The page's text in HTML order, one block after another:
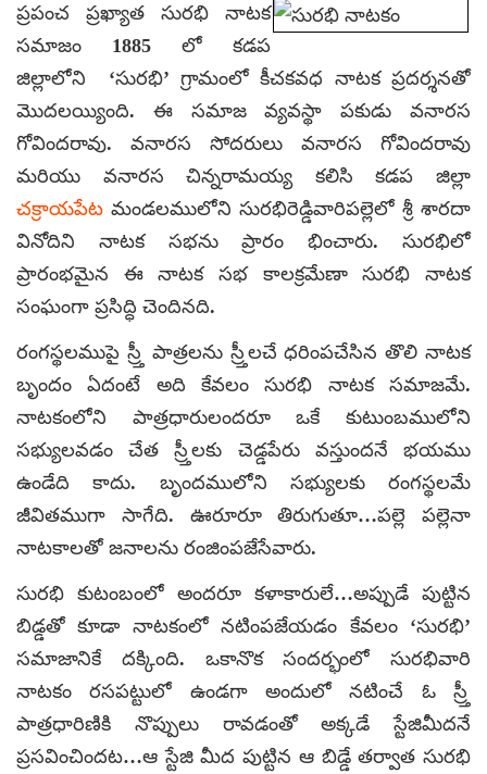
ప్రపంచ ప్రఖ్యాత సురభి నాటక
సమాజం 1885 లో కడప
జిల్లాలోని ‘సురభి’ గ్రామంలో కీచకవధ నాటక ప్రదర్శనతో
మొదలయ్యింది. ఈ సమాజ వ్యవస్థా పకుడు వనారస
గోవిందరావు. వనారస సోదరులు వనారస గోవిందరావు
మరియు వనారస చిన్నరామయ్య కలిసి కడప జిల్లా
చక్రాయపేట మండలములోని సురభిరెడ్డివారిపల్లెలో శ్రీ శారదా
వినోదిని నాటక సభను ప్రారం భించారు. సురభిలో
ప్రారంభమైన ఈ నాటక సభ కాలక్రమేణా సురభి నాటక
సంఘంగా ప్రసిద్ధి చెందినది.
రంగస్థలముపై స్ర్తీ పాత్రలను స్ర్తీలచే ధరింపచేసిన తొలి నాటక
బృందం ఏదంటే అది కేవలం సురభి నాటక సమాజమే.
నాటకంలోని పాత్రధారులందరూ ఒకే కుటుంబములోని
సభ్యులవడం చేత స్ర్తీలకు చెడ్డపేరు వస్తుందనే భయము
ఉండేది కాదు. బృందములోని సభ్యులకు రంగస్థలమే
జీవితముగా సాగేది. ఊరూరూ తిరుగుతూ…పల్లె పల్లెనా
నాటకాలతో జనాలను రంజింపజేసేవారు.
సురభి కుటంబంలో అందరూ కళాకారులే…అప్పుడే పుట్టిన
బిడ్డతో కూడా నాటకంలో నటింపజేయడం కేవలం ‘సురభి’
సమాజానికే దక్కింది. ఒకానొక సందర్భంలో సురభివారి
నాటకం రసపట్టులో ఉండగా అందులో నటించే ఓ స్ర్తీ
పాత్రధారిణికి నొప్పులు రావడంతో అక్కడే స్టేజిమీదనే
ప్రసవించిందట…ఆ స్టేజి మీద పుట్టిన ఆ బిడ్డే తర్వాత సురభి